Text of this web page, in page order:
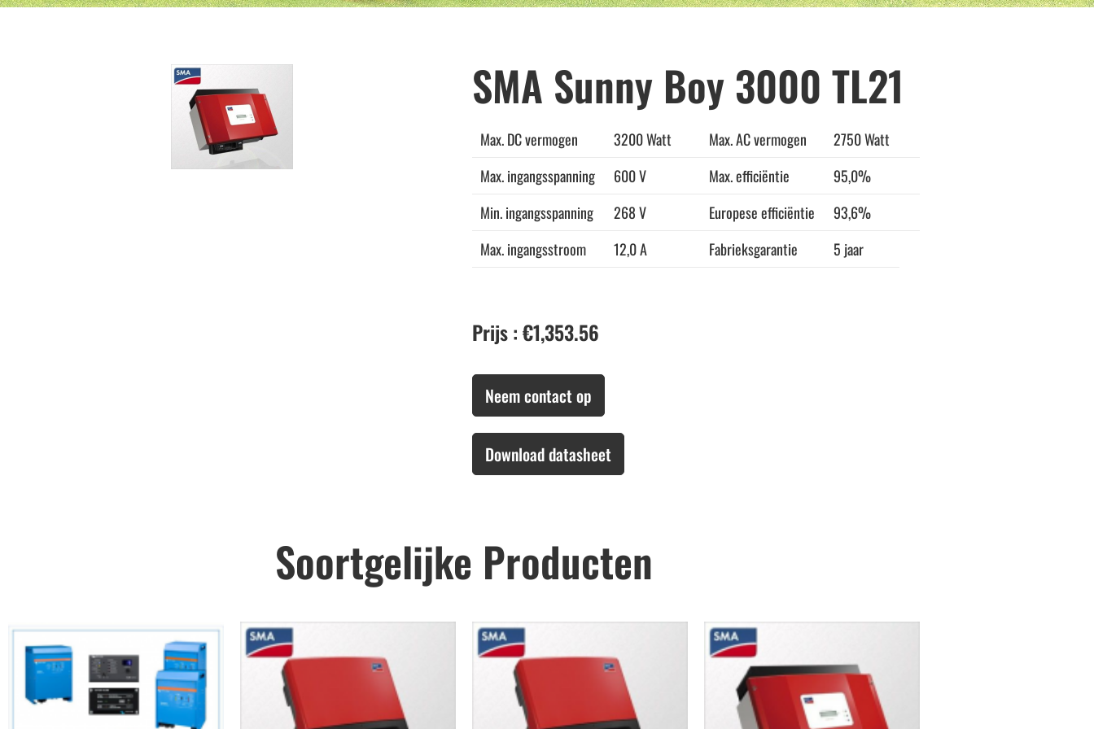
SMA Sunny Boy 3000 TL21
Max. DC vermogen 3200 Watt Max. AC vermogen
2750 Watt
Max. ingangsspanning
600 V Max. efficiëntie
95,0%
Min. ingangsspanning
268 V Europese efficiëntie
93,6%
Max. ingangsstroom
12,0 A Fabrieksgarantie 5 jaar
Prijs: €1,353.56
Neem contact op
Download datasheet
Soortgelijke Producten